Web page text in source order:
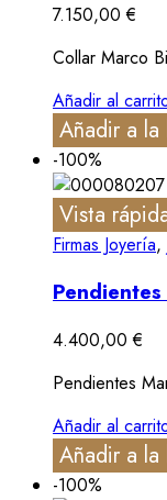
7.150,00€
Collar Marco
Añadir al
Añadir a
-100%
Vista
Firmas Joyería,
4.400,00€
Pendientes
Añadir al
Añadir a
-100%